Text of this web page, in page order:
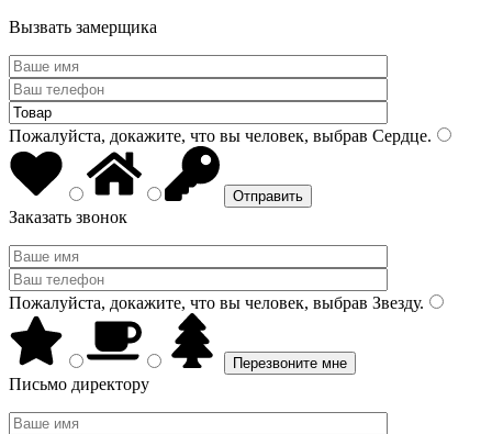
Вызвать замерщика
Пожалуйста, докажите, что вы человек, выбрав Сердце.
Заказать звонок
Пожалуйста, докажите, что вы человек, выбрав Звезду.
Письмо директору